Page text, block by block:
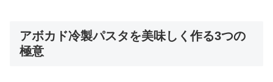
アボカド冷製パスタを美味しく作る3つの
極意